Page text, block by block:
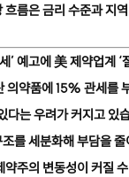
흐름은 금리 수준과 지
’ 예고에 美 제약업계 ‘
의약품에 15% 관세를
다는 우려가 커지고 있
를 세분화해 부담을
주의 변동성이 커질